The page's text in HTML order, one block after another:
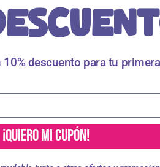
10% descuento para tu
¡QUIERO MI CUPÓN!